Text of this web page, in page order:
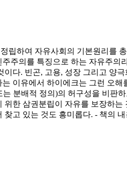
립하여 자유사회의 기본원리를
주의를 특징으로 하는 자유주
다. 빈곤, 고용, 성장 그리고 양
이유에서 하이에크는 그런 오
분배적 정의)의 허구성을 비판
한 삼권분립이 자유를 보장하
고 있는 것도 흥미롭다. - 책의